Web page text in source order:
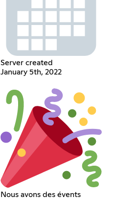
Server created
January 5th, 2022
Nous avons des évents